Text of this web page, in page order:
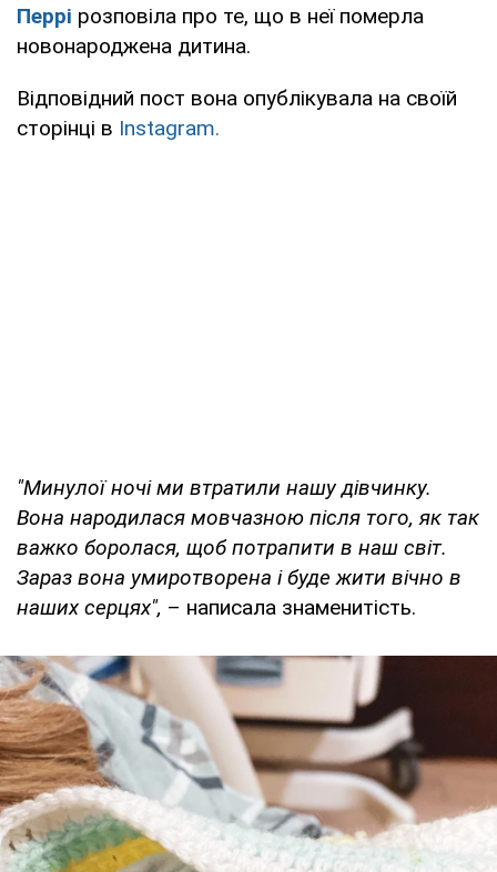
Перрі розповіла про те, що в неї померла
новонароджена дитина.
Відповідний пост вона опублікувала на своїй
сторінці в Instagram.
"Минулої ночі ми втратили нашу дівчинку.
Вона народилася мовчазною після того, як так
важко боролася, щоб потрапити в наш світ.
Зараз вона умиротворена і буде жити вічно в
наших серцях", – написала знаменитість.